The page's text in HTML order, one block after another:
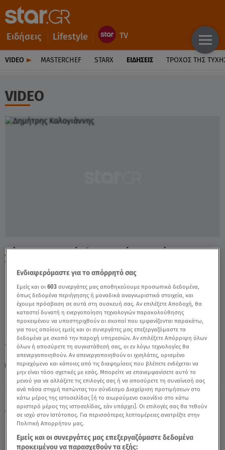
Ειδήσεις Lifestyle
VIDEO MASTERCHEF STARX ΕΙΔΉΣΕΙΣ ΤΡΟΧΌΣ ΤΗΣ
VIDEO
Παρασκευή 7 Αυγούστου 2026
14.06.21, 19:36
ΕΛΛΑΔΑ
Πηγή: Αλήθειες με τη Ζήνα
Δήμητρα Της Λέσβου: Τι Λένε Οι Κάτοικοι
Του Νησιού - Video
TAGS: ΔΗΜΗΤΡΑ ΤΗΣ ΛΕΣΒΟΥ ΔΗΜΗΤΡΗΣ ΚΑΛΟΓΙΑΝΝΗΣ
ΑΛΗΘΕΙΕΣ ΜΕ ΤΗ ΖΗΝΑ ΕΞΑΦΑΝΙΣΗ
Ενδιαφερόμαστε για το απόρρητό σας
Εμείς και οι603 συνεργάτες μας αποθηκεύουμε προσωπικά δεδομένα,
όπως δεδομένα περιήγησης ή μοναδικά αναγνωριστικά στοιχεία, και
έχουμε πρόσβαση σε αυτά στη συσκευή σας. Αν επιλέξετε Αποδοχή, θα
καταστεί δυνατή η ενεργοποίηση τεχνολογιών παρακολούθησης
προκειμένου να υποστηριχθούν οι σκοποί που εμφανίζονται παρακάτω,
για τους οποίους εμείς και οι συνεργάτες μας επεξεργαζόμαστε τα
δεδομένα με σκοπό την παροχή υπηρεσιών. Αν επιλέξετε Απόρριψη όλων
όλων ή αποσύρετε τη συγκατάθεσή σας, οι εν λόγω τεχνολογίες θα
απενεργοποιηθούν. Αν απενεργοποιηθούν οι ιχνηλάτες, ορισμένο
περιεχόμενο και κάποιες από τις διαφημίσεις που βλέπετε ενδέχεται να
μην είναι τόσο σχετικές με εσάς. Μπορείτε να επανεμφανίσετε αυτό το
μενού για να αλλάξετε τις επιλογές σας ή να αποσύρετε τη συναίνεσή σας
ανά πάσα στιγμή πατώντας τον σύνδεσμο Διαχείριση προτιμήσεων στο
κάτω μέρος της ιστοσελίδας [ή το αιωρούμενο εικονίδιο στο κάτω
αριστερό μέρος της ιστοσελίδας, εάν υπάρχει]. Οι επιλογές σας θα τεθούν
σε ισχύ στον Ιστότοπος. Για περισσότερες λεπτομέρειες ανατρέξτε στην
Πολιτική Απορρήτου μας.
Εμείς και οι συνεργάτες μας επεξεργαζόμαστε δεδομένα
προκειμένου να παρασχεθούν τα εξής: